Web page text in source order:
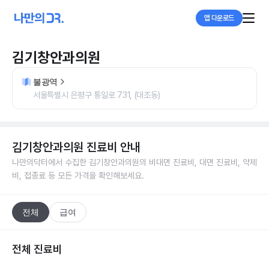
앱 다운로드
김기창안과의원
불광역
서울특별시 은평구 통일로 731, (대조동)
김기창안과의원 진료비 안내
나만의닥터에서 수집한 김기창안과의원의 비대면 진료비, 대면 진료비, 약제
비, 접종료 등 모든 가격을 확인해보세요.
전체 급여
전체 진료비